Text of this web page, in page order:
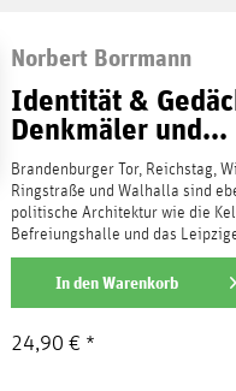
Norbert Borrmann
Identität &
Denkmäler und...
Brandenburger Tor, Reichstag,
Ringstraße und Walhalla sind
politische Architektur wie die
Befreiungshalle und das
Völkerschlachtdenkmal, das...
weiterlesen
In denWarenkorb
24,90 € *